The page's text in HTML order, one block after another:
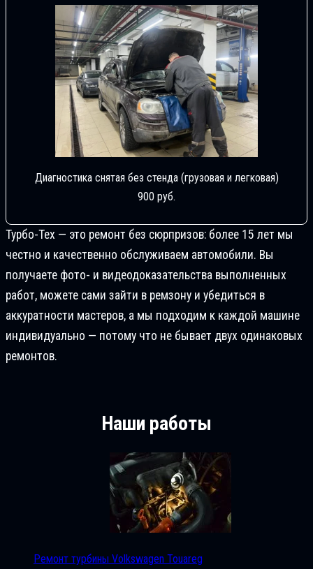
Диагностика снятая без стенда (грузовая и легковая)
900 руб.
Турбо-Тех — это ремонт без сюрпризов: более 15 лет мы
честно и качественно обслуживаем автомобили. Вы
получаете фото- и видеодоказательства выполненных
работ, можете сами зайти в ремзону и убедиться в
аккуратности мастеров, а мы подходим к каждой машине
индивидуально — потому что не бывает двух одинаковых
ремонтов.
Наши работы
Ремонт турбины Volkswagen Touareg